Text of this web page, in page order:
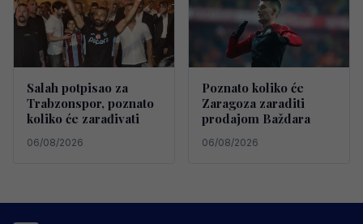
Salah potpisao za
Trabzonspor, poznato
koliko će zarađivati
06/08/2026
Poznato koliko će
Zaragoza zaraditi
prodajom Baždara
06/08/2026